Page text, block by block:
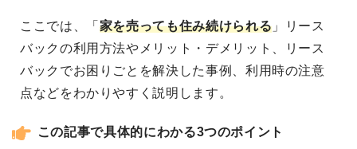
ここでは、「 家を売っても住み続けられる 」リース
バックの利用方法やメリット・デメリット、リース
バックでお困りごとを解決した事例、利用時の注意
点などをわかりやすく説明します。
この記事で具体的にわかる3つのポイント